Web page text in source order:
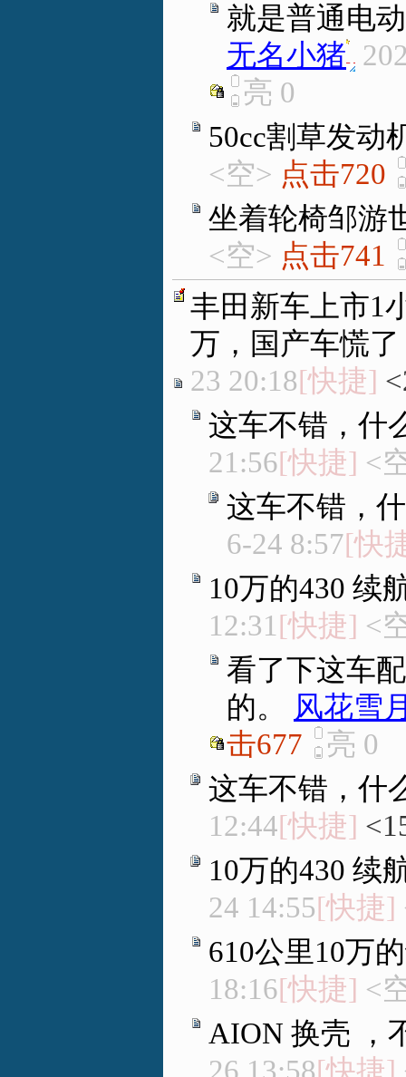
就是普通电
无名小猪.
亮 0
50cc割草发动
<空> 点击720
坐着轮椅邹游
<空> 点击741
丰田新车上市1
万，国产车慌
23 20:18[快捷]
这车不错，什
21:56[快捷] <
这车不错，
6-24 8:57[快
10万的430 续
12:31 [快捷] <
看了下这车
的。
风花雪
击677
亮 0
这车不错，什
12:44[快捷]
10万的430 续
24 14:55[快捷]
610公里10万
18:16[快捷] <
AION 换壳 ，
26 13:58[快捷]